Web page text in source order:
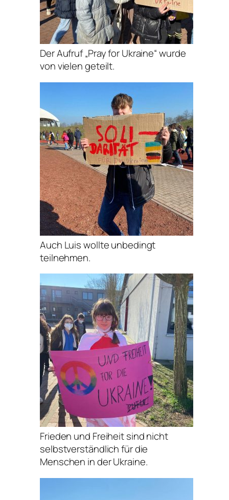
Der Aufruf „Pray for Ukraine“ wurde
von vielen geteilt.
Auch Luis wollte unbedingt
teilnehmen.
Frieden und Freiheit sind nicht
selbstverständlich für die
Menschen in der Ukraine.